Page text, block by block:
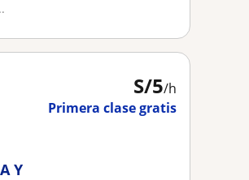
S/5/h
Primera clase gratis
Y